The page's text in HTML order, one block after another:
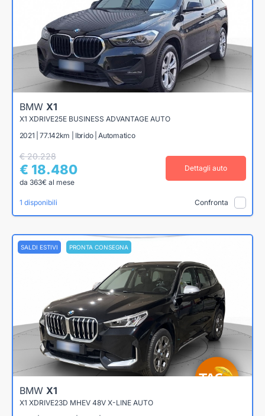
BMW X1
X1 XDRIVE25E BUSINESS ADVANTAGE AUTO
2021 | 77.142km | Ibrido | Automatico
€ 20.228
€ 18.480
da 363€ al mese
Dettagli auto
1 disponibili Confronta
SALDI ESTIVI PRONTA CONSEGNA
BMW X1
X1 XDRIVE23D MHEV 48V X-LINE AUTO